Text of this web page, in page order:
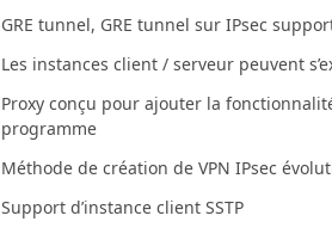
GRE tunnel, GRE tunnel sur IPsec
Les instances client / serveur peuvent
Proxy conçu pour ajouter la
programme
Méthode de création de VPN IPsec
Support d’instance client SSTP